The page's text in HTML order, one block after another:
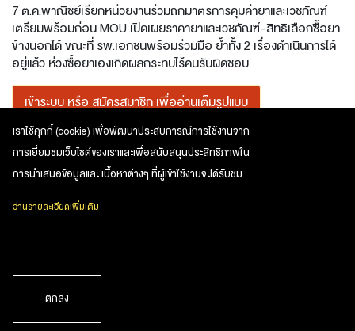
7 ต.ค.พาณิชย์เรียกหน่วยงานร่วมถกมาตรการคุมค่ายาและเวชภัณฑ์
เตรียมพร้อมก่อน MOU เปิดเผยราคายาและเวชภัณฑ์-สิทธิเลือกซื้อยา
ข้างนอกได้ ขณะที่ รพ.เอกชนพร้อมร่วมมือ ย้ำทั้ง 2 เรื่องดำเนินการได้
อยู่แล้ว ห่วงซื้อยาเองเกิดผลกระทบไร้คนรับผิดชอบ
เข้าระบบหรือสมัครสมาชิกเพื่ออ่านเต็มรูปแบบ
Opinion
บริษัท เนชั่น กรุ๊ป (ไทยแลนด์) จำกัด (มหาชน)
1854 ชั้น 9,10,11 ถนน เทพรัตน ตำบล บางนาใต้ อำเภอ
เราใช้คุกกี้ (cookie) เพื่อพัฒนาประสบการณ์การใช้งานจาก
การเยี่ยมชมเว็บไซต์ของเราและเพื่อสนับสนุนประสิทธิภาพใน
การนำเสนอข้อมูลและ เนื้อหาต่างๆ ที่ผู้เข้าใช้งานจะได้รับชม
อ่านรายละเอียดเพิ่มเติม
ตกลง